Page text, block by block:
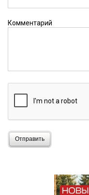
Комментарий
Отправить